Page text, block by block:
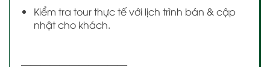
Kiểm tra tour thực tế với lịch trình bán & cập
nhật cho khách.
———————————